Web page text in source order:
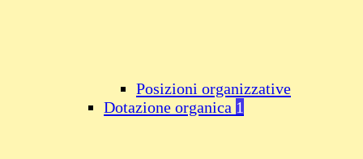
Posizioni organizzative
Dotazione organica 1